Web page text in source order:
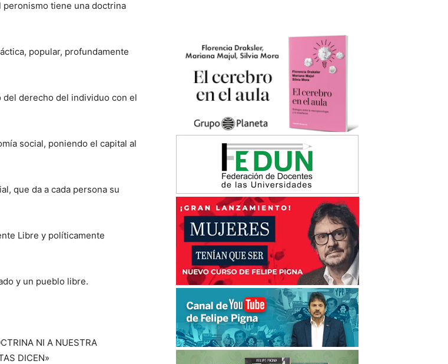
peronismo tiene una doctrina
popular, profundamente
derecho del individuo con el
social, poniendo el capital al
que da a cada persona su
Libre y políticamente
y un pueblo libre.
NI A NUESTRA
DICEN»